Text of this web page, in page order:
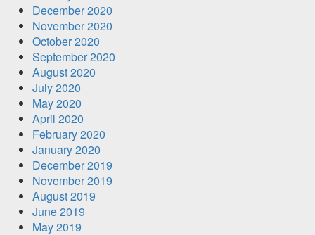
December 2020
November 2020
October 2020
September 2020
August 2020
July 2020
May 2020
April 2020
February 2020
January 2020
December 2019
November 2019
August 2019
June 2019
May 2019